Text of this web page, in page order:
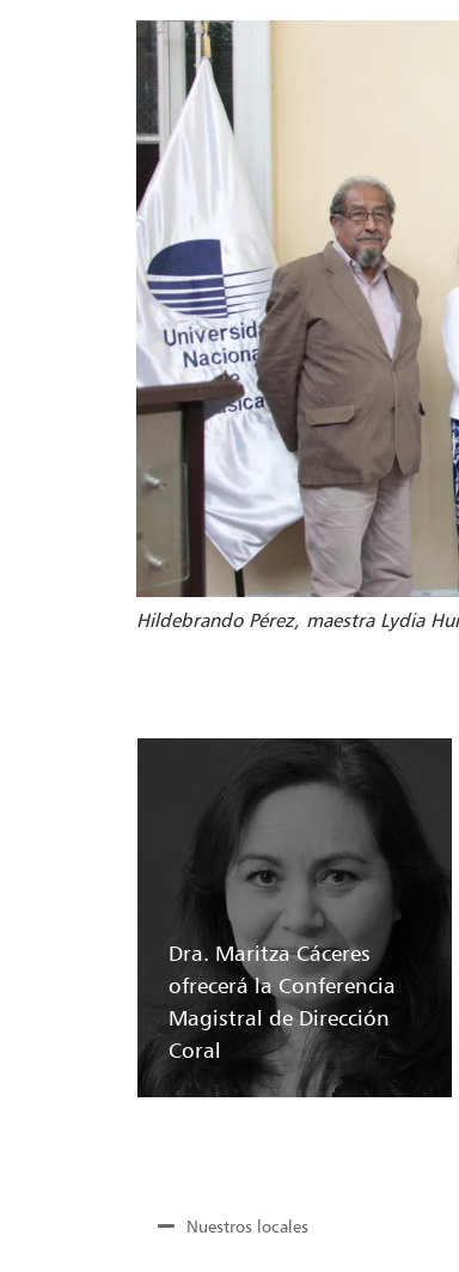
Hildebrando Pérez, maestra Lydia
Dra. Maritza Cáceres
ofrecerá la Conferencia
Magistral de Dirección
Coral
Nuestros locales